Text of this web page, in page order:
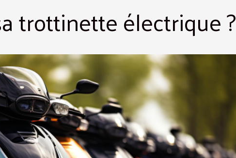
trottinette électrique ?